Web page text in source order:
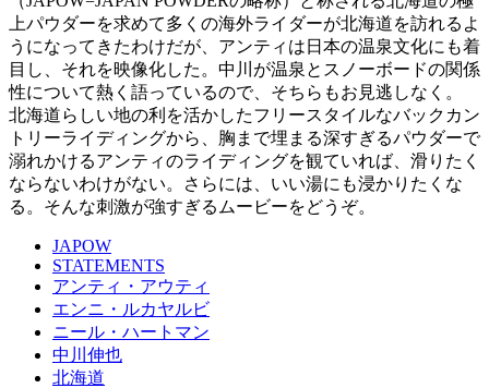
上パウダーを求めて多くの海外ライダーが北海道を訪れるよ
うになってきたわけだが、アンティは日本の温泉文化にも着
目し、それを映像化した。中川が温泉とスノーボードの関係
性について熱く語っているので、そちらもお見逃しなく。
北海道らしい地の利を活かしたフリースタイルなバックカン
トリーライディングから、胸まで埋まる深すぎるパウダーで
溺れかけるアンティのライディングを観ていれば、滑りたく
ならないわけがない。さらには、いい湯にも浸かりたくな
る。そんな刺激が強すぎるムービーをどうぞ。
JAPOW
STATEMENTS
アンティ・アウティ
エンニ・ルカヤルビ
ニール・ハートマン
中川伸也
北海道